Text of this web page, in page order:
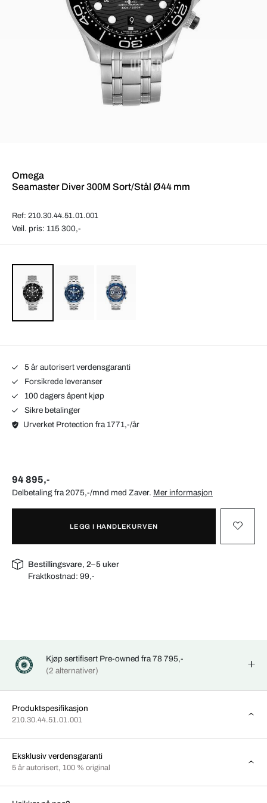
Omega
Seamaster Diver 300M Sort/Stål Ø44 mm
Ref: 210.30.44.51.01.001
Veil. pris: 115 300,-
5 år autorisert verdensgaranti
Forsikrede leveranser
100 dagers åpent kjøp
Sikre betalinger
Urverket Protection fra 1771,-/år
94 895,-
Delbetaling fra 2075,-/mnd med Zaver. Mer informasjon
LEGG I HANDLEKURVEN
Bestillingsvare, 2–5 uker
Fraktkostnad:99,-
Kjøp sertifisert Pre-owned fra 78 795,-
(2 alternativer)
Produktspesifikasjon
210.30.44.51.01.001
Eksklusiv verdensgaranti
5 år autorisert, 100 % original